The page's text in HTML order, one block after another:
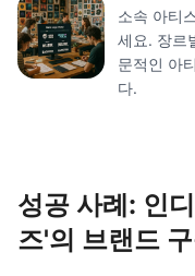
소속 아티
세요. 장르
문적인 아
다.
성공 사례: 인
즈'의 브랜드